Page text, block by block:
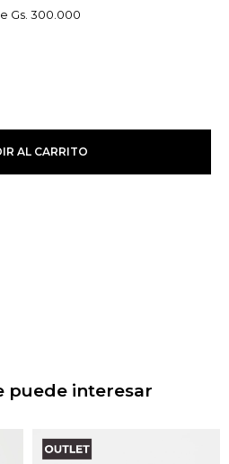
Gs. 300.000
AL CARRITO
puede interesar